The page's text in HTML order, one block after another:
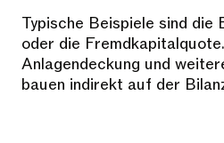
Typische Beispiele sind die
oder die
Anlagendeckung und
bauen indirekt auf der